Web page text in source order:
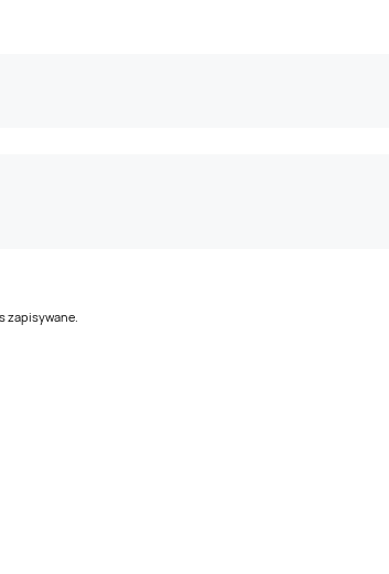
zapisywane.